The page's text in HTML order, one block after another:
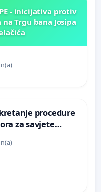
- inicijativa protiv
Trgu bana Josipa
procedure
za savjete
u Općini